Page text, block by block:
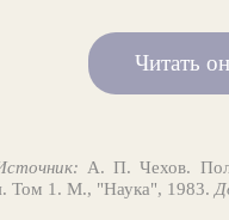
Читать
А. П. Чехов.
Том 1. М., "Наука", 1983.